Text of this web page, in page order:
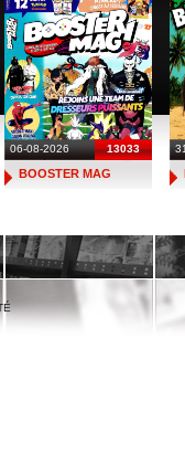
06-08-2026 13033
BOOSTER MAG